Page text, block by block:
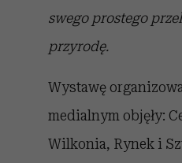
swego prostego
przyrodę.
Wystawę
medialnym objęły:
Wilkonia, Rynek i